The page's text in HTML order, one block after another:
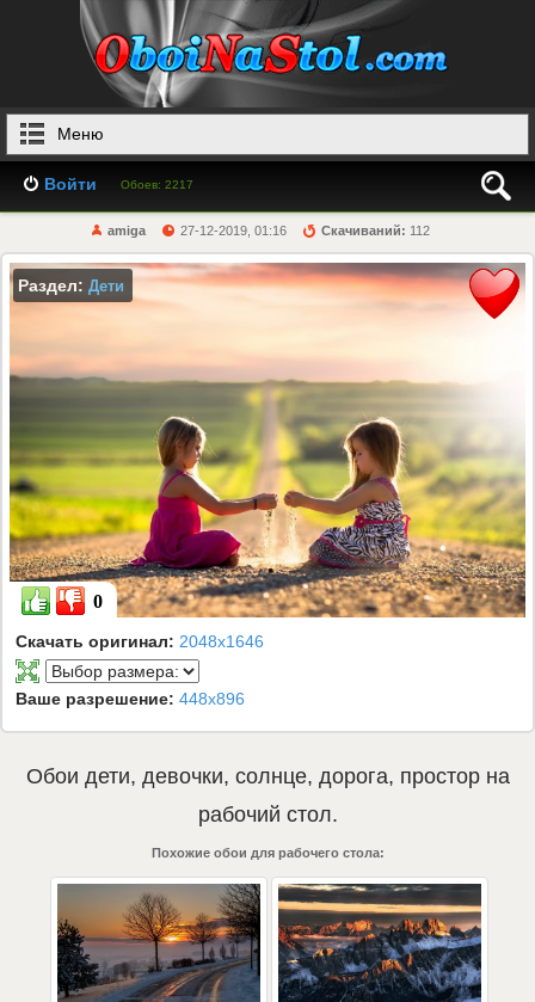
Меню
Войти Обоев: 2217
amiga 27-12-2019, 01:16 Скачиваний: 112
Раздел: Дети
0
Скачать оригинал: 2048x1646
Ваше разрешение: 448x896
Обои дети, девочки, солнце, дорога, просторна
рабочий стол.
Похожие обои для рабочего стола: